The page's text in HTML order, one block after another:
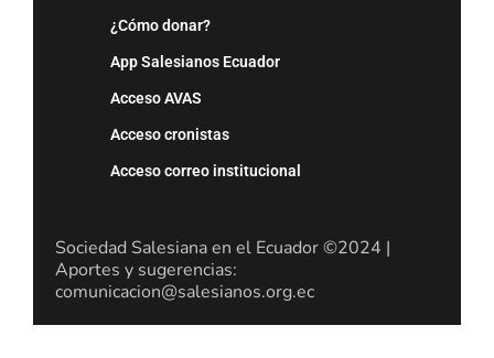
¿Cómo donar?
App Salesianos Ecuador
Acceso AVAS
Acceso cronistas
Acceso correo institucional
Sociedad Salesiana en el Ecuador ©2024 |
Aportes y sugerencias:
comunicacion@salesianos.org.ec